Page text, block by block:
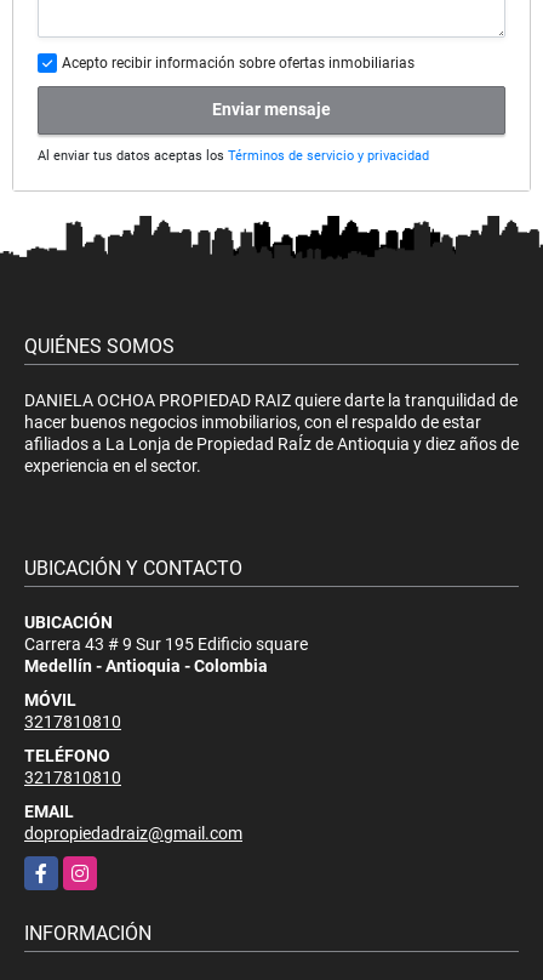
Acepto recibir información sobre ofertas inmobiliarias
Enviar mensaje
Al enviar tus datos aceptas los Términos de servicio y privacidad
QUIÉNES SOMOS
DANIELA OCHOA PROPIEDAD RAIZ quiere darte la tranquilidad de
hacer buenos negocios inmobiliarios, con el respaldo de estar
afiliados a La Lonja de Propiedad RaÍz de Antioquia y diez años de
experiencia en el sector.
UBICACIÓN Y CONTACTO
UBICACIÓN
Carrera 43 # 9 Sur 195 Edificio square
Medellín - Antioquia - Colombia
MÓVIL
3217810810
TELÉFONO
3217810810
EMAIL
dopropiedadraiz@gmail.com
FacebookInstagram
INFORMACIÓN